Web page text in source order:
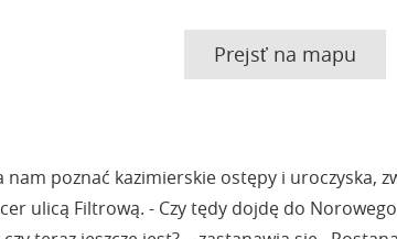
Prejsť na mapu
poznać kazimierskie ostępy i uroczyska,
ulicą Filtrową. - Czy tędy dojdę do